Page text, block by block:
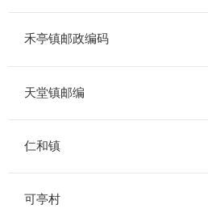
禾亭镇邮政编码
天堂镇邮编
仁和镇
可亭村